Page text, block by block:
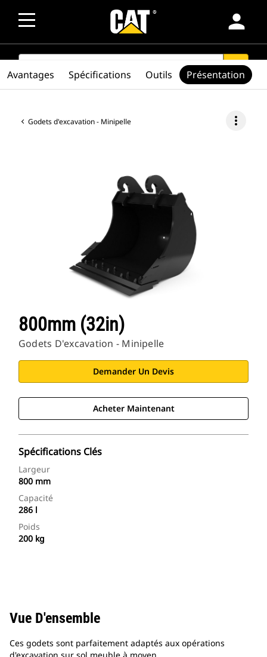
person
SEARCH search
Godets d'excavation - Minipelle more_vert
800mm (32in)
Godets D'excavation - Minipelle
Demander Un Devis
Acheter Maintenant
Spécifications Clés
Largeur
800 mm
Capacité
286 l
Poids
200 kg
Avantages Spécifications Outils Présentation
Vue D'ensemble
Ces godets sont parfaitement adaptés aux opérations